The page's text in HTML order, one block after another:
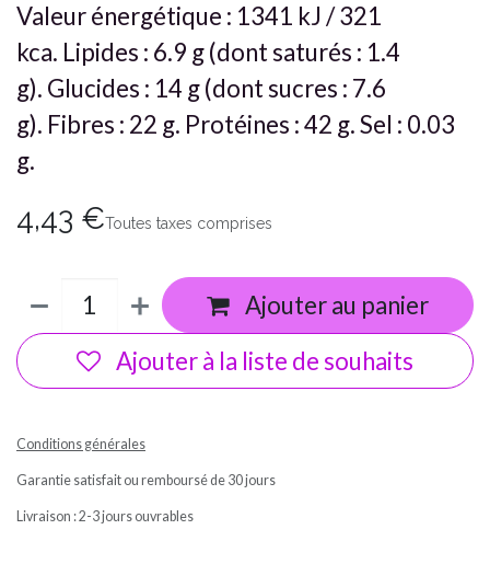
Valeur énergétique : 1341 kJ / 321
kca. Lipides : 6.9 g (dont saturés : 1.4
g). Glucides : 14 g (dont sucres : 7.6
g). Fibres : 22 g. Protéines : 42 g.Sel : 0.03
g.
4,43 €Toutes taxes comprises
Ajouter au panier
Ajouter à la liste de souhaits
Conditions générales
Garantie satisfait ou remboursé de 30 jours
Livraison : 2-3 jours ouvrables